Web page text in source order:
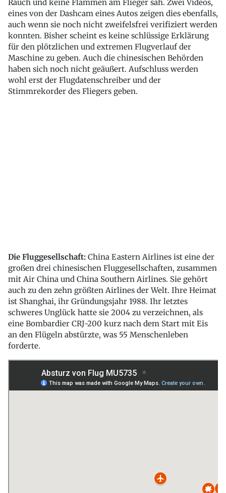
Rauch und keine Flammen am Flieger sah. Zwei Videos,
eines von der Dashcam eines Autos zeigen dies ebenfalls,
auch wenn sie noch nicht zweifelsfrei verifiziert werden
konnten. Bisher scheint es keine schlüssige Erklärung
für den plötzlichen und extremen Flugverlauf der
Maschine zu geben. Auch die chinesischen Behörden
haben sich noch nicht geäußert. Aufschluss werden
wohl erst der Flugdatenschreiber und der
Stimmrekorder des Fliegers geben.
Die Fluggesellschaft: China Eastern Airlines ist eine der
großen drei chinesischen Fluggesellschaften, zusammen
mit Air China und China Southern Airlines. Sie gehört
auch zu den zehn größten Airlines der Welt. Ihre Heimat
ist Shanghai, ihr Gründungsjahr 1988. Ihr letztes
schweres Unglück hatte sie 2004 zu verzeichnen, als
eine Bombardier CRJ-200 kurz nach dem Start mit Eis
an den Flügeln abstürzte, was 55 Menschenleben
forderte.